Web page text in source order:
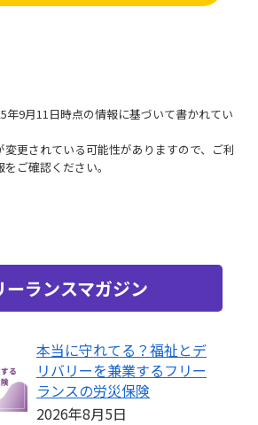
年9月11日時点の情報に基づいて書かれてい
更されている可能性がありますので、ご利
ご確認ください。
ーランスマガジン
本当に守れてる？福祉とデ
リバリーを兼業するフリー
ランスの労災保険
2026年8月5日